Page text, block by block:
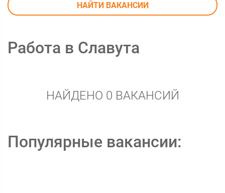
НАЙТИ ВАКАНСИИ
Работа в Славута
НАЙДЕНО 0 ВАКАНСИЙ
Популярные вакансии: